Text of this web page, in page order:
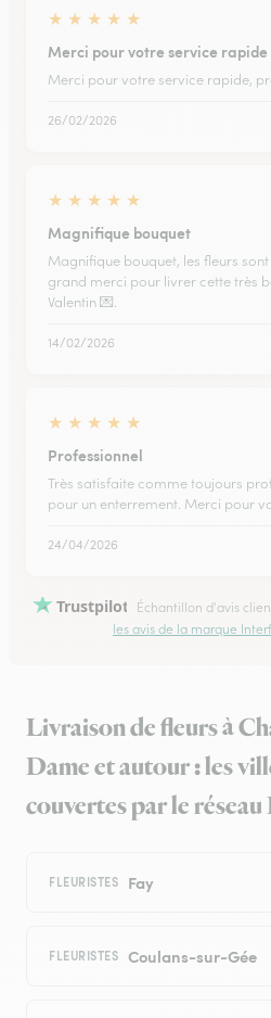
★ ★ ★ ★ ★
Merci pour votre service rapide
Merci pour votre service rapide,
26/02/2026
★ ★ ★ ★ ★
Magnifique bouquet
Magnifique bouquet, les fleurs
grand merci pour livrer cette très
Valentin 💌.
14/02/2026
★ ★ ★ ★ ★
Professionnel
Très satisfaite comme toujours
pour un enterrement. Merci pour
24/04/2026
Trustpilot Échantillon d'avis
les avis de la marque
Livraison de fleurs à
Dame et autour : les
couvertes par le
FLEURISTES Fay
FLEURISTES Coulans-sur-Gée